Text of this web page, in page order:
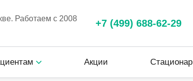
Работаем с 2008
+7 (499) 688-62-29
Акции Стационар